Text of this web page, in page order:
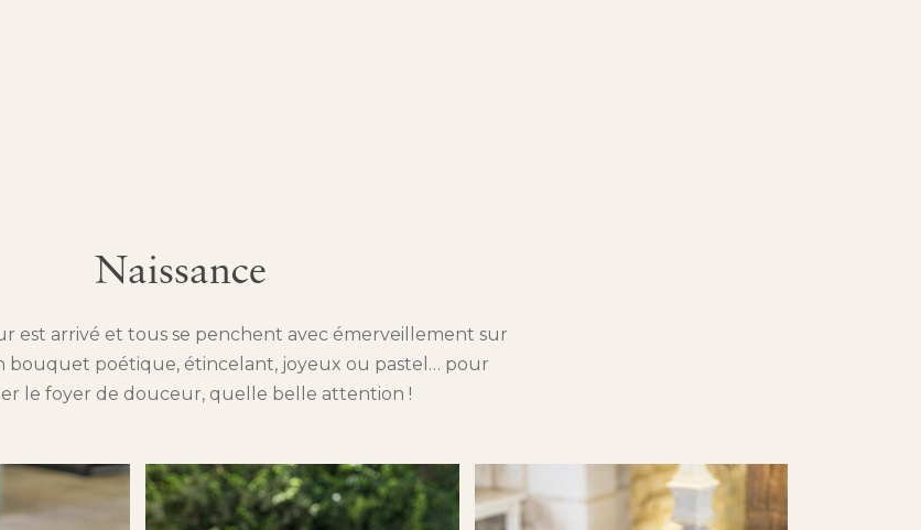
Naissance
est arrivé et tous se penchent avec émerveillement sur
bouquet poétique, étincelant, joyeux ou pastel… pour
le foyer de douceur, quelle belle attention !